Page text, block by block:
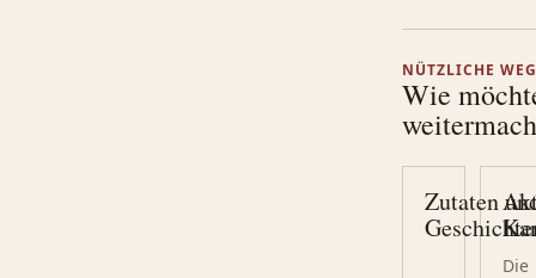
NÜTZLICHE
Wie
Zutaten
Die